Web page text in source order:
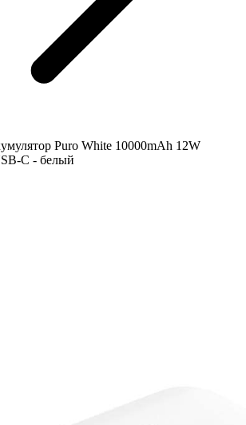
Puro White 10000mAh 12W
C - белый